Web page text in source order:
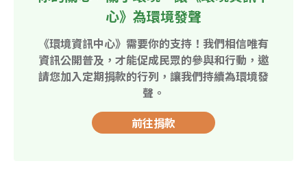
心》為環境發聲
《環境資訊中心》需要你的支持！我們相信唯有
資訊公開普及，才能促成民眾的參與和行動，邀
請您加入定期捐款的行列，讓我們持續為環境發
聲。
前往捐款